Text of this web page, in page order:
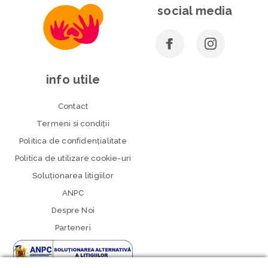
social media
info utile
Contact
Termeni si condiţii
Politica de confidenţialitate
Politica de utilizare cookie-uri
Soluționarea litigiilor
ANPC
Despre Noi
Parteneri